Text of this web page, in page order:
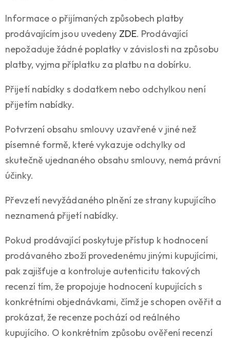
Informace o přijímaných způsobech platby
prodávajícím jsou uvedeny ZDE. Prodávající
nepožaduje žádné poplatky v závislosti na způsobu
platby, vyjma příplatku za platbu na dobírku.
Přijetí nabídky s dodatkem nebo odchylkou není
přijetím nabídky.
Potvrzení obsahu smlouvy uzavřené v jiné než
písemné formě, které vykazuje odchylky od
skutečně ujednaného obsahu smlouvy, nemá právní
účinky.
Převzetí nevyžádaného plnění ze strany kupujícího
neznamená přijetí nabídky.
Pokud prodávající poskytuje přístup k hodnocení
prodávaného zboží provedenému jinými kupujícími,
pak zajišťuje a kontroluje autenticitu takových
recenzí tím, že propojuje hodnocení kupujících s
konkrétními objednávkami, čímž je schopen ověřit a
prokázat, že recenze pochází od reálného
kupujícího. O konkrétním způsobu ověření recenzí